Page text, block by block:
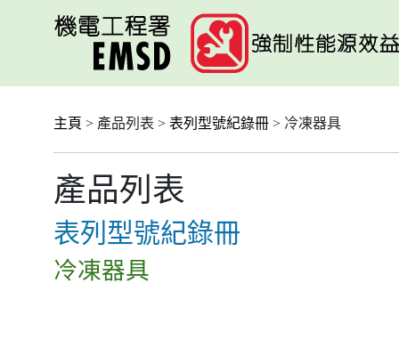
主頁 > 產品列表 > 表列型號紀錄冊 > 冷凍器具
產品列表
表列型號紀錄冊
冷凍器具